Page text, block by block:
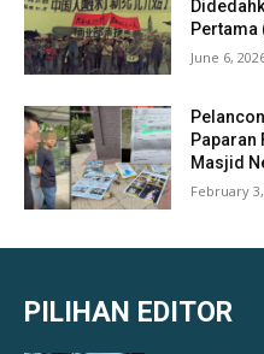
Pertama
June 6,
Paparan
Masjid
February
PILIHAN EDITOR